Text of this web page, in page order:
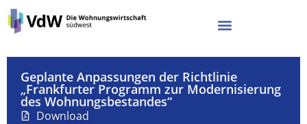
Geplante Anpassungen der Richtlinie
„Frankfurter Programm zur Modernisierung
des Wohnungsbestandes“
Download